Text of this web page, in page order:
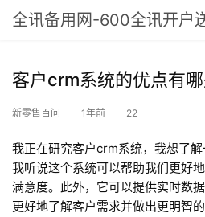
全讯备用网-600全讯开户
客户crm系统的优点有
新零售百问 1年前 22
我正在研究客户crm系统，我想了解
我听说这个系统可以帮助我们更好
满意度。此外，它可以提供实时数
更好地了解客户需求并做出更明智